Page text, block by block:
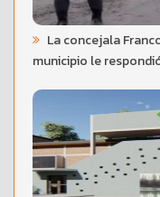
La concejala
municipio le